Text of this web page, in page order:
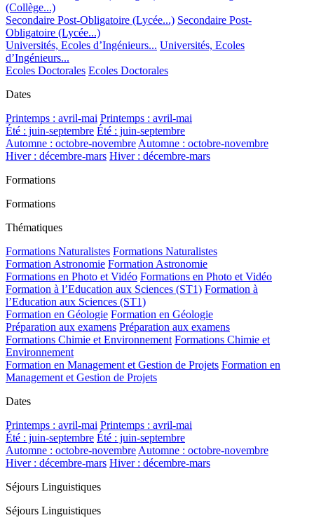
(Collège...)
Secondaire Post-Obligatoire (Lycée...) Secondaire Post-
Obligatoire (Lycée...)
Universités, Ecoles d’Ingénieurs... Universités, Ecoles
d’Ingénieurs...
Ecoles Doctorales Ecoles Doctorales
Dates
Printemps : avril-mai Printemps : avril-mai
Été : juin-septembre Été : juin-septembre
Automne : octobre-novembre Automne : octobre-novembre
Hiver : décembre-mars Hiver : décembre-mars
Formations
Formations
Thématiques
Formations Naturalistes Formations Naturalistes
Formation Astronomie Formation Astronomie
Formations en Photo et Vidéo Formations en Photo et Vidéo
Formation à l’Education aux Sciences (ST1) Formation à
l’Education aux Sciences (ST1)
Formation en Géologie Formation en Géologie
Préparation aux examens Préparation aux examens
Formations Chimie et Environnement Formations Chimie et
Environnement
Formation en Management et Gestion de Projets Formation en
Management et Gestion de Projets
Dates
Printemps : avril-mai Printemps : avril-mai
Été : juin-septembre Été : juin-septembre
Automne : octobre-novembre Automne : octobre-novembre
Hiver : décembre-mars Hiver : décembre-mars
Séjours Linguistiques
Séjours Linguistiques